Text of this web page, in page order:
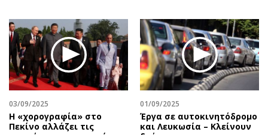
03/09/2025
Η «χορογραφία» στο
Πεκίνο αλλάζει τις
01/09/2025
Έργα σε αυτοκινητόδρομο
και Λευκωσία – Κλείνουν